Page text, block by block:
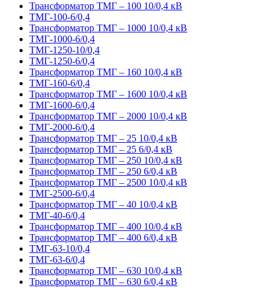
Трансформатор ТМГ – 100 10/0,4 кВ
ТМГ-100-6/0,4
Трансформатор ТМГ – 1000 10/0,4 кВ
ТМГ-1000-6/0,4
ТМГ-1250-10/0,4
ТМГ-1250-6/0,4
Трансформатор ТМГ – 160 10/0,4 кВ
ТМГ-160-6/0,4
Трансформатор ТМГ – 1600 10/0,4 кВ
ТМГ-1600-6/0,4
Трансформатор ТМГ – 2000 10/0,4 кВ
ТМГ-2000-6/0,4
Трансформатор ТМГ – 25 10/0,4 кВ
Трансформатор ТМГ – 25 6/0,4 кВ
Трансформатор ТМГ – 250 10/0,4 кВ
Трансформатор ТМГ – 250 6/0,4 кВ
Трансформатор ТМГ – 2500 10/0,4 кВ
ТМГ-2500-6/0,4
Трансформатор ТМГ – 40 10/0,4 кВ
ТМГ-40-6/0,4
Трансформатор ТМГ – 400 10/0,4 кВ
Трансформатор ТМГ – 400 6/0,4 кВ
ТМГ-63-10/0,4
ТМГ-63-6/0,4
Трансформатор ТМГ – 630 10/0,4 кВ
Трансформатор ТМГ – 630 6/0,4 кВ